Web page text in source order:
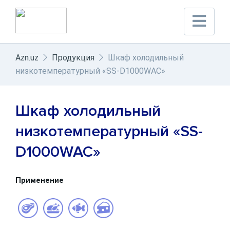
Azn.uz Продукция
Шкаф холодильный
низкотемпературный «SS-D1000WAC»
Шкаф холодильный
низкотемпературный «SS-
D1000WAC»
Применение